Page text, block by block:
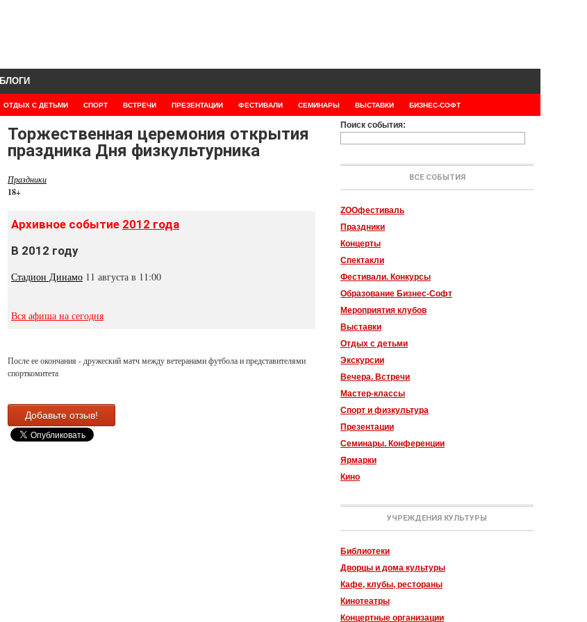
ОТДЫХ С ДЕТЬМИ СПОРТ ВСТРЕЧИ ПРЕЗЕНТАЦИИ ФЕСТИВАЛИ СЕМИНАРЫ ВЫСТАВКИ БИЗНЕС-СОФТ
БЛОГИ
Торжественная церемония открытия
праздника Дня физкультурника
Праздники
18+
Архивное событие 2012 года
В 2012 году
Стадион Динамо 11 августа в 11:00
Вся афиша на сегодня
После ее окончания - дружеский матч между ветеранами футбола и представителями
спорткомитета
Добавьте отзыв!
Поиск события:
ВСЕ СОБЫТИЯ
ZOOфестиваль
Праздники
Концерты
Спектакли
Фестивали. Конкурсы
Образование Бизнес-Софт
Мероприятия клубов
Выставки
Отдых с детьми
Экскурсии
Вечера. Встречи
Мастер-классы
Спорт и физкультура
Презентации
Семинары. Конференции
Ярмарки
Кино
УЧРЕЖДЕНИЯ КУЛЬТУРЫ
Библиотеки
Дворцы и дома культуры
Кафе, клубы, рестораны
Кинотеатры
Концертные организации